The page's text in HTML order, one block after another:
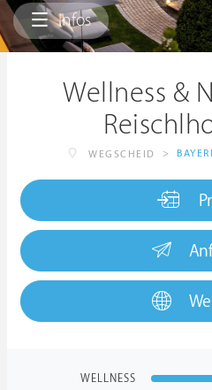
Infos
Wellness &
WEGSCHEID >
WELLNESS